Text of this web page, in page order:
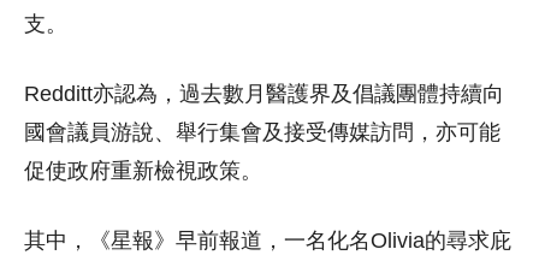
支。
Redditt亦認為，過去數月醫護界及倡議團體持續向
國會議員游說、舉行集會及接受傳媒訪問，亦可能
促使政府重新檢視政策。
其中，《星報》早前報道，一名化名Olivia的尋求庇